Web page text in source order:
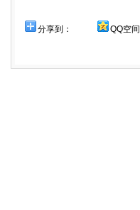
分享到： QQ空间